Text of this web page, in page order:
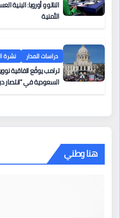
الناتو و أوروبا: البنية
الأمنية
دراسات المدار نشرة
ترامب يوقّع اتفاقية
السعودية في “انتصار
هنا وطني